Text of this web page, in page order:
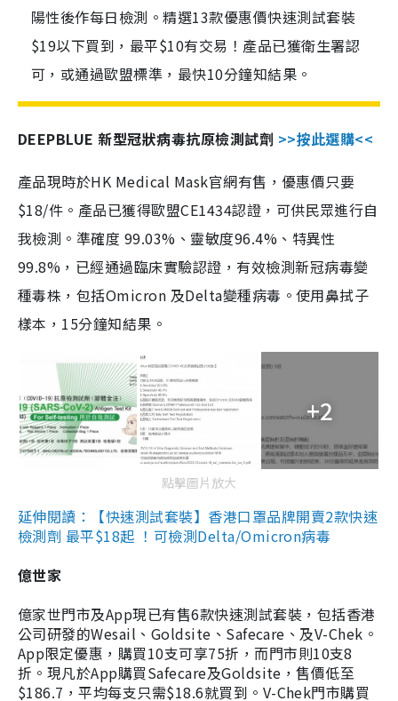
陽性後作每日檢測。精選13款優惠價快速測試套裝
$19以下買到，最平$10有交易！產品已獲衛生署認
可，或通過歐盟標準，最快10分鐘知結果。
DEEPBLUE 新型冠狀病毒抗原檢測試劑 >>按此選購<<
產品現時於HK Medical Mask官網有售，優惠價只要
$18/件。產品已獲得歐盟CE1434認證，可供民眾進行自
我檢測。準確度 99.03%、靈敏度96.4%、特異性
99.8%，已經通過臨床實驗認證，有效檢測新冠病毒變
種毒株，包括Omicron 及Delta變種病毒。使用鼻拭子
樣本，15分鐘知結果。
+2
點擊圖片放大
延伸閱讀：【快速測試套裝】香港口罩品牌開賣2款快速
檢測劑 最平$18起 ！可檢測Delta/Omicron病毒
億世家
億家世門市及App現已有售6款快速測試套裝，包括香港
公司研發的Wesail、Goldsite、Safecare、及V-Chek。
App限定優惠，購買10支可享75折，而門市則10支8
折。現凡於App購買Safecare及Goldsite，售價低至
$186.7，平均每支只需$18.6就買到。V-Chek門市購買